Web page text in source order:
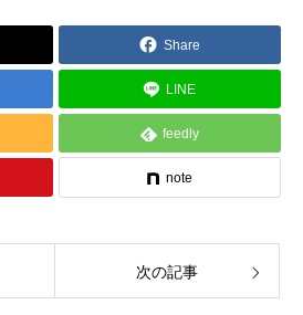
Share
LINE
feedly
note
次の記事